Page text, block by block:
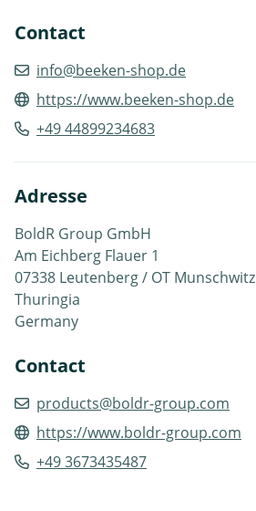
Contact
info@beeken-shop.de
https://www.beeken-shop.de
+49 44899234683
Adresse
BoldR Group GmbH
Am Eichberg Flauer 1
07338 Leutenberg / OT Munschwitz
Thuringia
Germany
Contact
products@boldr-group.com
https://www.boldr-group.com
+49 3673435487